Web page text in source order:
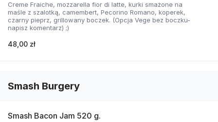
Creme Fraiche, mozzarella fior di latte, kurki smażone na
maśle z szalotką, camembert, Pecorino Romano, koperek,
czarny pieprz, grillowany boczek. (Opcja Vege bez boczku-
napisz komentarz) ;)
48,00 zł
Smash Burgery
Smash Bacon Jam 520 g.